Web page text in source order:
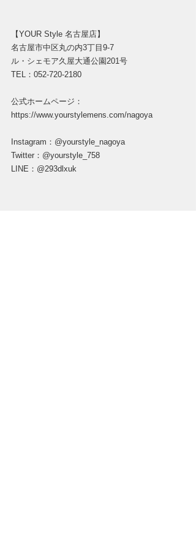
【YOUR Style 名古屋店】
名古屋市中区丸の内3丁目9-7
ル・シェモア久屋大通公園201号
TEL：052-720-2180
公式ホームページ：
https://www.yourstylemens.com/nagoya
Instagram：@yourstyle_nagoya
Twitter：@yourstyle_758
LINE：@293dlxuk